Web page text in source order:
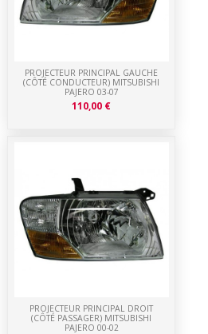
PROJECTEUR PRINCIPAL DROIT
(CÔTÉ PASSAGER) MITSUBISHI
PAJERO 00-02
PROJECTEUR PRINCIPAL GAUCHE
(CÔTÉ CONDUCTEUR) MITSUBISHI
PAJERO 03-07
110,00 €